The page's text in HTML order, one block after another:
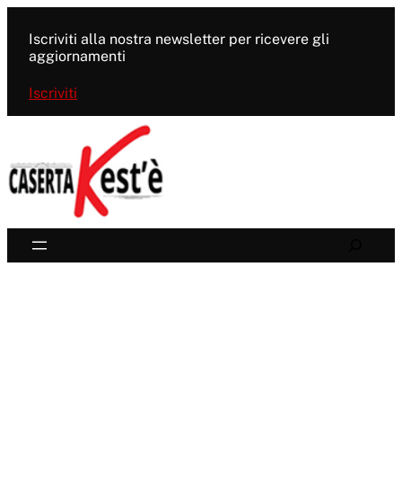
contenuto
Iscriviti alla nostra newsletter per ricevere gli
aggiornamenti
Iscriviti